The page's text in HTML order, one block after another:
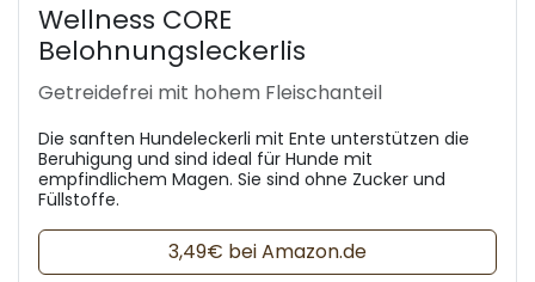
Wellness CORE
Belohnungsleckerlis
Getreidefrei mit hohem Fleischanteil
Die sanften Hundeleckerli mit Ente unterstützen die
Beruhigung und sind ideal für Hunde mit
empfindlichem Magen. Sie sind ohne Zucker und
Füllstoffe.
3,49€ bei Amazon.de